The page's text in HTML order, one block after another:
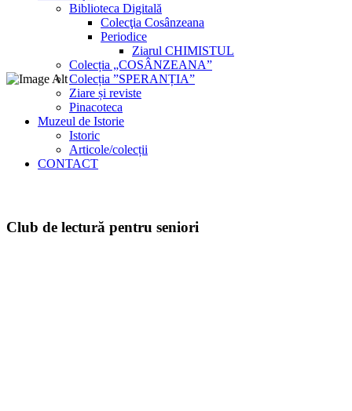
Biblioteca Digitală
Colecţia Cosânzeana
Periodice
Ziarul CHIMISTUL
Colecția „COSÂNZEANA”
Colecția ”SPERANȚIA”
Ziare și reviste
Pinacoteca
Muzeul de Istorie
Istoric
Articole/colecții
CONTACT
Club de lectură pentru seniori